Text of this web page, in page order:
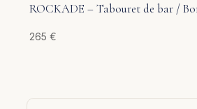
ROCKADE – Tabouret de bar /
265€